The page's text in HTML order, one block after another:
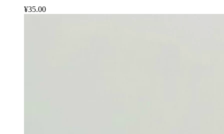
¥35.00